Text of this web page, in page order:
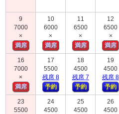
9
7000
×
満席
10
6000
×
満席
11
6500
×
満席
12
6500
×
満席
16
7000
×
満席
17
5500
残席 8
予約
18
4500
残席 7
予約
19
4500
残席8
予約
23
5500
24
4500
25
4500
26
4500